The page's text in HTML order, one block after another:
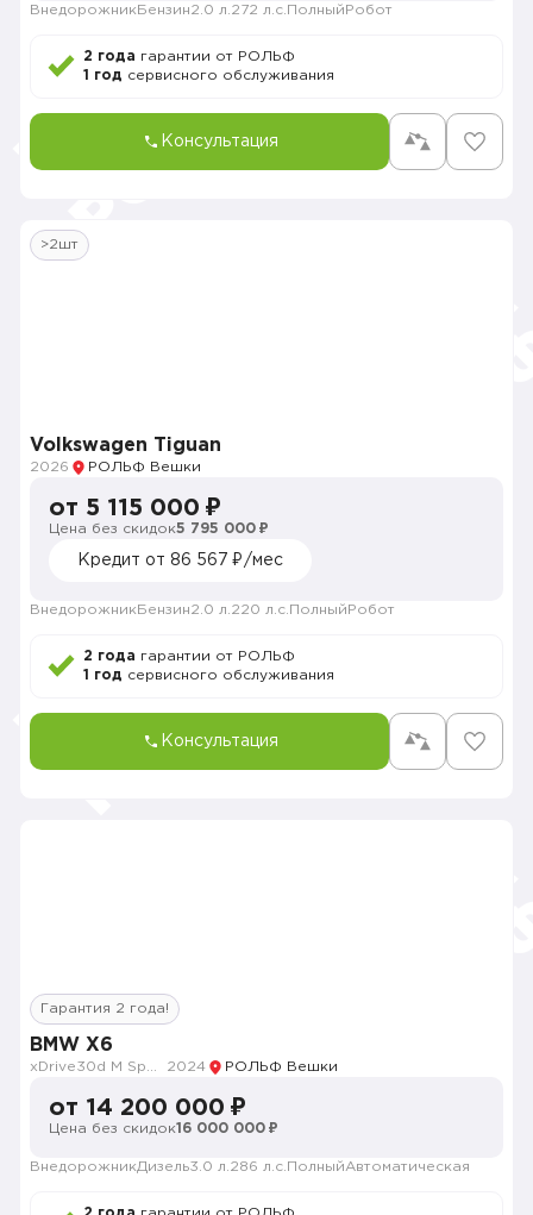
Внедорожник Бензин2.0 л. 272 л.с. Полный Робот
2 года гарантии от РОЛЬФ
1 год сервисного обслуживания
Консультация
>2шт
Volkswagen Tiguan
2026 РОЛЬФ Вешки
от 5 115 000 ₽
Цена без скидок5 795 000 ₽
Кредит от 86 567 ₽/мес
Внедорожник Бензин2.0 л. 220 л.с. Полный Робот
2 года гарантии от РОЛЬФ
1 год сервисного обслуживания
Консультация
Гарантия 2 года!
BMW X6
2024 РОЛЬФ Вешки
от 14 200 000 ₽
Цена без скидок16 000 000 ₽
ВнедорожникДизель3.0 л. 286 л.с. ПолныйАвтоматическая